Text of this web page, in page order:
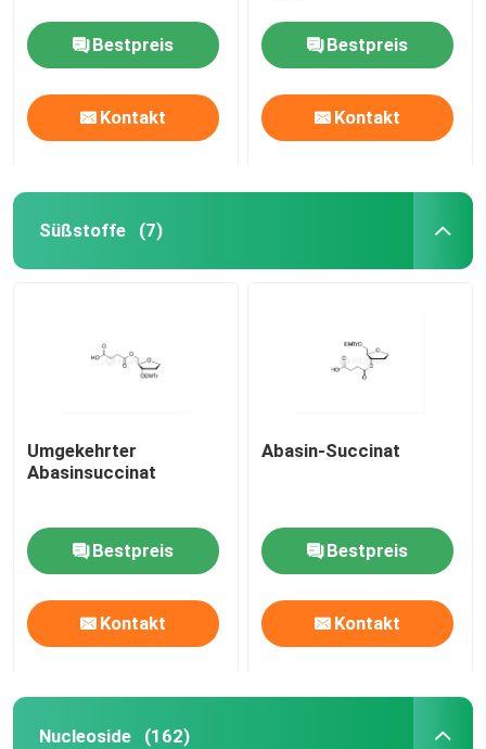
Bestpreis
Kontakt
Bestpreis
Kontakt
Süßstoffe (7)
Umgekehrter
Abasinsuccinat
Bestpreis
Kontakt
Abasin-Succinat
Bestpreis
Kontakt
Nucleoside (162)